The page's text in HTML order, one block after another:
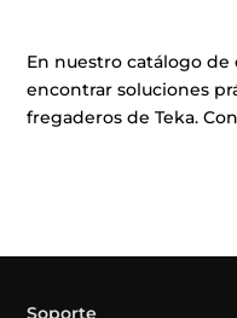
En nuestro catálogo
encontrar soluciones
fregaderos de Teka.
Soporte